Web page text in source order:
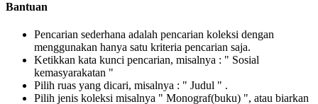
Bantuan
Pencarian sederhana adalah pencarian koleksi dengan
menggunakan hanya satu kriteria pencarian saja.
Ketikkan kata kunci pencarian, misalnya : " Sosial
kemasyarakatan "
Pilih ruas yang dicari, misalnya : " Judul " .
Pilih jenis koleksi misalnya " Monograf(buku) ", atau biarkan